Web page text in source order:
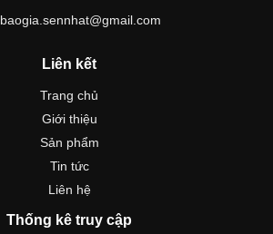
baogia.sennhat@gmail.com
Liên kết
Trang chủ
Giới thiệu
Sản phẩm
Tin tức
Liên hệ
Thống kê truy cập